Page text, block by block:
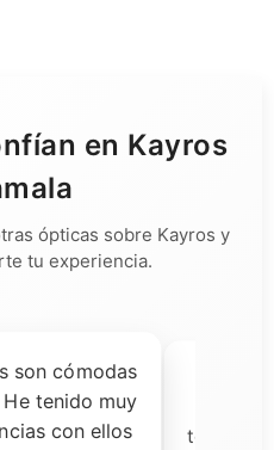
en Kayros
ópticas sobre Kayros y
tu experiencia.
son cómodas
tenido muy
con ellos
tomado